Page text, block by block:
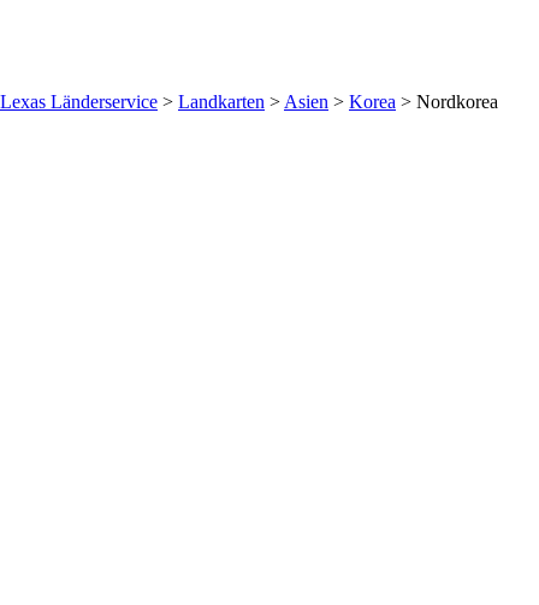
Lexas Länderservice > Landkarten > Asien > Korea > Nordkorea